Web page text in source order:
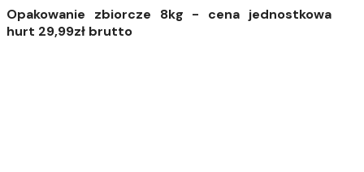
Opakowanie zbiorcze 8kg - cena jednostkowa
hurt 29,99zł brutto